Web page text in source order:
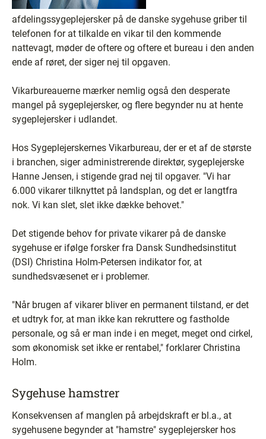
afdelingssygeplejersker på de danske sygehuse griber til
telefonen for at tilkalde en vikar til den kommende
nattevagt, møder de oftere og oftere et bureau i den anden
ende af røret, der siger nej til opgaven.
Vikarbureauerne mærker nemlig også den desperate
mangel på sygeplejersker, og flere begynder nu at hente
sygeplejersker i udlandet.
Hos Sygeplejerskernes Vikarbureau, der er et af de største
i branchen, siger administrerende direktør, sygeplejerske
Hanne Jensen, i stigende grad nej til opgaver. "Vi har
6.000 vikarer tilknyttet på landsplan, og det er langtfra
nok. Vi kan slet, slet ikke dække behovet."
Det stigende behov for private vikarer på de danske
sygehuse er ifølge forsker fra Dansk Sundhedsinstitut
(DSI) Christina Holm-Petersen indikator for, at
sundhedsvæsenet er i problemer.
"Når brugen af vikarer bliver en permanent tilstand, er det
et udtryk for, at man ikke kan rekruttere og fastholde
personale, og så er man inde i en meget, meget ond cirkel,
som økonomisk set ikke er rentabel," forklarer Christina
Holm.
Sygehuse hamstrer
Konsekvensen af manglen på arbejdskraft er bl.a., at
sygehusene begynder at "hamstre" sygeplejersker hos